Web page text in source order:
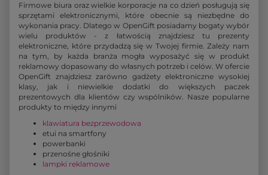
Firmowe biura oraz wielkie korporacje na co dzień posługują się
sprzętami elektronicznymi, które obecnie są niezbędne do
wykonania pracy. Dlatego w OpenGift posiadamy bogaty wybór
wielu produktów - z łatwością znajdziesz tu prezenty
elektroniczne, które przydadzą się w Twojej firmie. Zależy nam
na tym, by każda branża mogła wyposażyć się w produkt
reklamowy dopasowany do własnych potrzeb i celów. W ofercie
OpenGift znajdziesz zarówno gadżety elektroniczne wysokiej
klasy, jak i niewielkie dodatki do większych paczek
prezentowych dla klientów czy wspólników. Nasze popularne
produkty to między innymi
klawiatura bezprzewodowa
etui na smartfony
powerbanki
przenośne głośniki
lampki reklamowe